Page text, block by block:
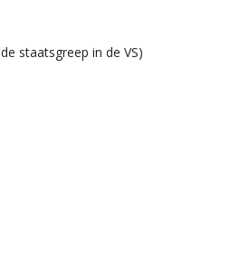
staatsgreep in de VS)